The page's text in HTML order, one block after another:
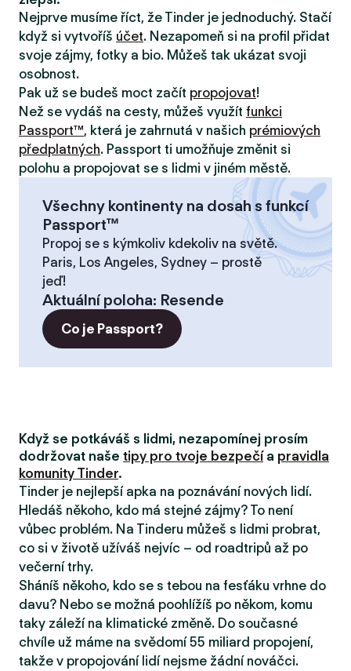
Nejprve musíme říct, že Tinder je jednoduchý. Stačí
když si vytvoříš účet. Nezapomeň si na profil přidat
svoje zájmy, fotky a bio. Můžeš tak ukázat svoji
osobnost.
Pak už se budeš moct začít propojovat!
Než se vydáš na cesty, můžeš využít funkci
Passport™, která je zahrnutá v našich prémiových
předplatných. Passport ti umožňuje změnit si
polohu a propojovat se s lidmi v jiném městě.
Všechny kontinenty na dosah s funkcí
Passport™
Propoj se s kýmkoliv kdekoliv na světě.
Paris, Los Angeles, Sydney – prostě
jeď!
Aktuální poloha: Resende
Co je Passport?
Když se potkáváš s lidmi, nezapomínej prosím
dodržovat naše tipy pro tvoje bezpečía pravidla
komunity Tinder.
Tinder je nejlepší apka na poznávání nových lidí.
Hledáš někoho, kdo má stejné zájmy? To není
vůbec problém. Na Tinderu můžeš s lidmi probrat,
co si v životě užíváš nejvíc – od roadtripů až po
večerní trhy.
Sháníš někoho, kdo se s tebou na fesťáku vrhne do
davu? Nebo se možná poohlížíš po někom, komu
taky záleží na klimatické změně. Do současné
chvíle už máme na svědomí 55 miliard propojení,
takže v propojování lidí nejsme žádní nováčci.